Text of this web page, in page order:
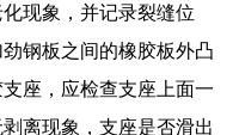
现象，并记录裂缝位
钢板之间的橡胶板外凸
座，应检查支座上面一
离现象，支座是否滑出